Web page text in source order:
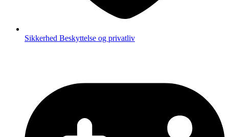
Sikkerhed Beskyttelse og privatliv